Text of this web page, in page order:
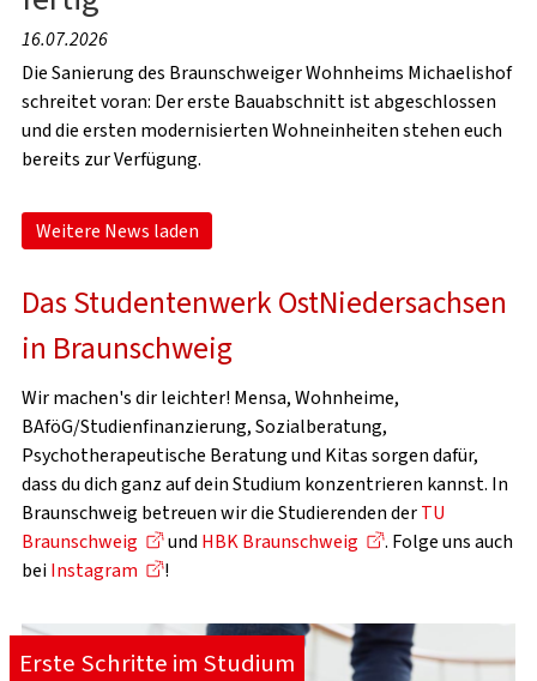
16.07.2026
Die Sanierung des Braunschweiger Wohnheims Michaelishof
schreitet voran: Der erste Bauabschnitt ist abgeschlossen
und die ersten modernisierten Wohneinheiten stehen euch
bereits zur Verfügung.
Weitere News laden
Das Studentenwerk OstNiedersachsen
in Braunschweig
Wir machen's dir leichter! Mensa, Wohnheime,
BAföG/Studienfinanzierung, Sozialberatung,
Psychotherapeutische Beratung und Kitas sorgen dafür,
dass du dich ganz auf dein Studium konzentrieren kannst. In
Braunschweig betreuen wir die Studierenden derTU
Braunschweig
und HBK Braunschweig
. Folge uns auch
beiInstagram !
Erste Schritte im Studium